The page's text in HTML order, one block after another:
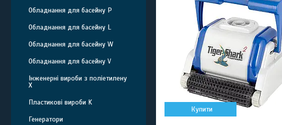
Купити
Обладнання для басейну P
Обладнання для басейну L
Обладнання для басейну W
Обладнання для басейну V
Інженерні вироби з поліетилену
Х
Пластикові вироби K
Генератори